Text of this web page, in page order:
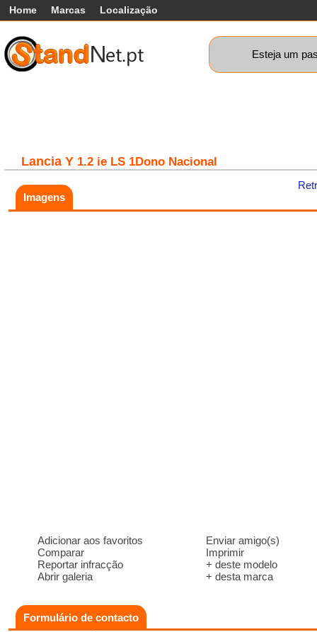
Home Marcas Localização
Esteja um
Lancia Y 1.2 ie LS 1Dono Nacional
Imagens
Adicionar aos favoritos
Comparar
Reportar infracção
Abrir galeria
Enviar amigo(s)
Imprimir
+ deste modelo
+ desta marca
Formulário de contacto